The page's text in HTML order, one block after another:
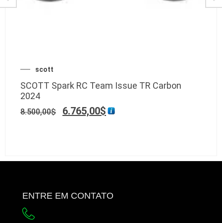
scott
SCOTT Spark RC Team Issue TR Carbon
2024
8.500,00$ 6.765,00$
ENTRE EM CONTATO